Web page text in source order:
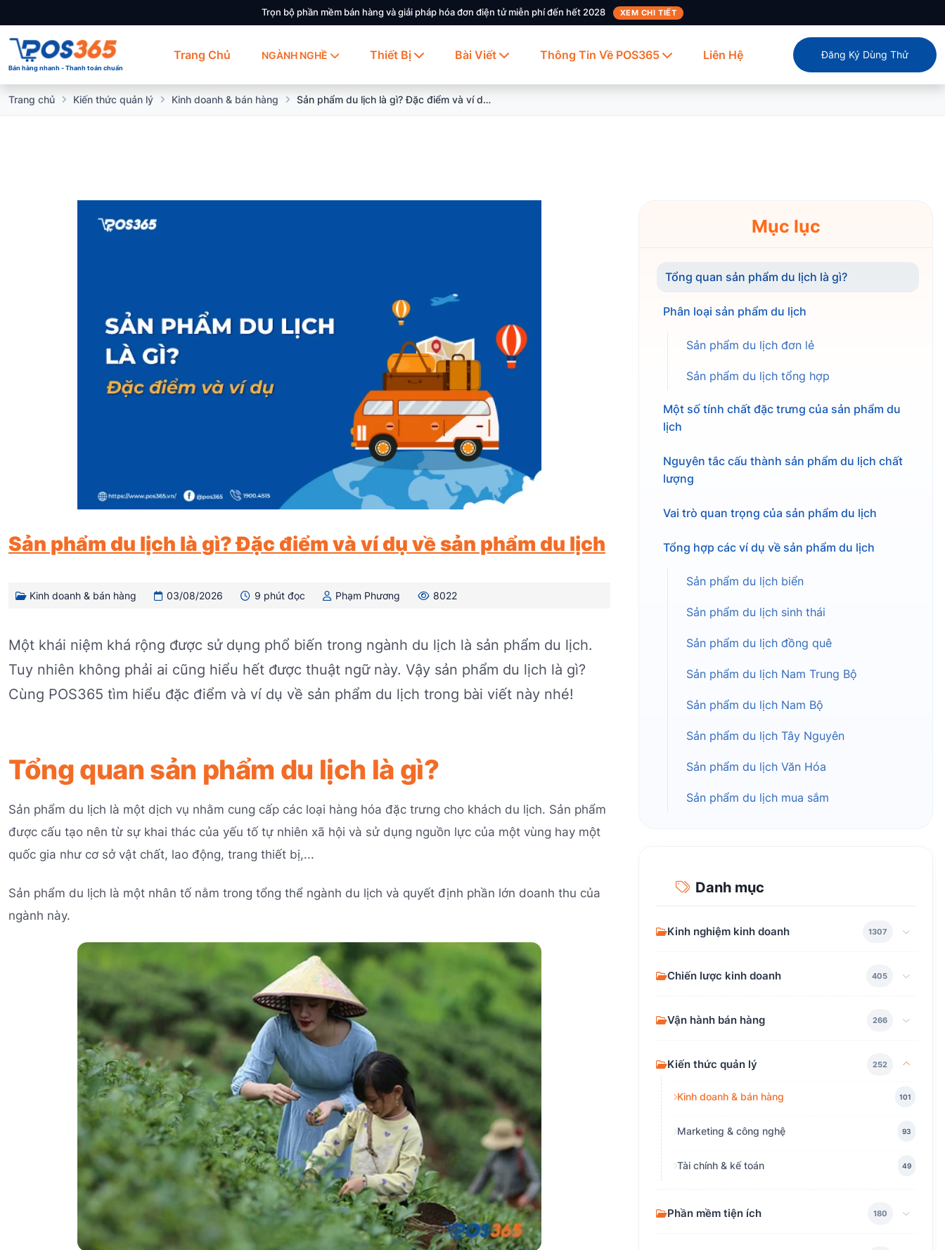
Trọn bộ phần mềm bán hàng và giải pháp hóa đơn điện tử miễn phí đến hết 2028 XEM CHI TIẾT
Bán hàng nhanh - Thanh toán chuẩn
Trang Chủ NGÀNH NGHỀ Thiết Bị Bài Viết Thông Tin Về POS365 Liên Hệ Đăng Ký Dùng Thử
Trang chủ Kiến thức quản lý Kinh doanh & bán hàng Sản phẩm du lịch là gì? Đặc điểm và ví dụ về sản phẩm du lịch
Sản phẩm du lịch là gì? Đặc điểm và ví dụ về sản phẩm du lịch
Kinh doanh & bán hàng 03/08/2026 9 phút đọc Phạm Phương 8022
Một khái niệm khá rộng được sử dụng phổ biến trong ngành du lịch là sản phẩm du lịch.
Tuy nhiên không phải ai cũng hiểu hết được thuật ngữ này. Vậy sản phẩm du lịch là gì?
Cùng POS365 tìm hiểu đặc điểm và ví dụ về sản phẩm du lịch trong bài viết này nhé!
Tổng quan sản phẩm du lịch là gì?
Sản phẩm du lịch là một dịch vụ nhằm cung cấp các loại hàng hóa đặc trưng cho khách du lịch. Sản phẩm
được cấu tạo nên từ sự khai thác của yếu tố tự nhiên xã hội và sử dụng nguồn lực của một vùng hay một
quốc gia như cơ sở vật chất, lao động, trang thiết bị,...
Sản phẩm du lịch là một nhân tố nằm trong tổng thể ngành du lịch và quyết định phần lớn doanh thu của
ngành này.
Mục lục
Tổng quan sản phẩm du lịch là gì?
Phân loại sản phẩm du lịch
Sản phẩm du lịch đơn lẻ
Sản phẩm du lịch tổng hợp
Một số tính chất đặc trưng của sản phẩm du
lịch
Nguyên tắc cấu thành sản phẩm du lịch chất
lượng
Vai trò quan trọng của sản phẩm du lịch
Tổng hợp các ví dụ về sản phẩm du lịch
Sản phẩm du lịch biển
Sản phẩm du lịch sinh thái
Sản phẩm du lịch đồng quê
Sản phẩm du lịch Nam Trung Bộ
Sản phẩm du lịch Nam Bộ
Sản phẩm du lịch Tây Nguyên
Sản phẩm du lịch Văn Hóa
Sản phẩm du lịch mua sắm
Danh mục
Kinh nghiệm kinh doanh 1307
Chiến lược kinh doanh 405
Vận hành bán hàng 266
Kiến thức quản lý 252
Kinh doanh & bán hàng 101
Marketing & công nghệ 93
Tài chính & kế toán 49
Phần mềm tiện ích 180